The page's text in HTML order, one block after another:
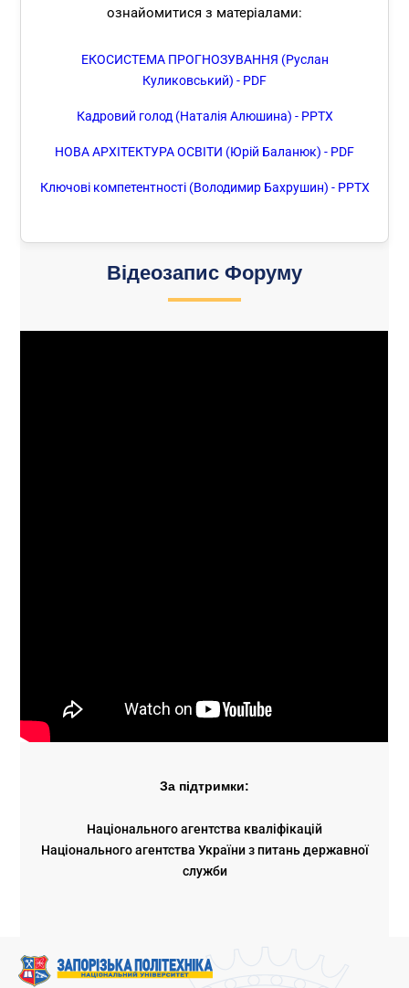
ознайомитися з матеріалами:
ЕКОСИСТЕМА ПРОГНОЗУВАННЯ (Руслан
Куликовський) - PDF
Кадровий голод (Наталія Алюшина) - PPTX
НОВА АРХІТЕКТУРА ОСВІТИ (Юрій Баланюк) - PDF
Ключові компетентності (Володимир Бахрушин) - PPTX
Відеозапис Форуму
За підтримки:
Національного агентства кваліфікацій
Національного агентства України з питань державної
служби